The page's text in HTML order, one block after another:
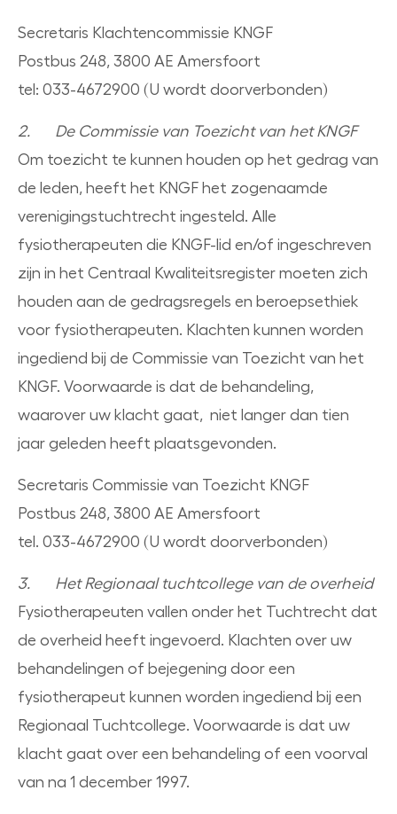
Secretaris Klachtencommissie KNGF
Postbus 248, 3800 AE Amersfoort
tel: 033-4672900 (U wordt doorverbonden)
2. De Commissie van Toezicht van het KNGF
Om toezicht te kunnen houden op het gedrag van
de leden, heeft het KNGF het zogenaamde
verenigingstuchtrecht ingesteld. Alle
fysiotherapeuten die KNGF-lid en/of ingeschreven
zijn in het Centraal Kwaliteitsregister moeten zich
houden aan de gedragsregels en beroepsethiek
voor fysiotherapeuten. Klachten kunnen worden
ingediend bij de Commissie van Toezicht van het
KNGF. Voorwaarde is dat de behandeling,
waarover uw klacht gaat, niet langer dan tien
jaar geleden heeft plaatsgevonden.
Secretaris Commissie van Toezicht KNGF
Postbus 248, 3800 AE Amersfoort
tel. 033-4672900 (U wordt doorverbonden)
3. Het Regionaal tuchtcollege van de overheid
Fysiotherapeuten vallen onder het Tuchtrecht dat
de overheid heeft ingevoerd. Klachten over uw
behandelingen of bejegening door een
fysiotherapeut kunnen worden ingediend bij een
Regionaal Tuchtcollege. Voorwaarde is dat uw
klacht gaat over een behandeling of een voorval
van na 1 december 1997.